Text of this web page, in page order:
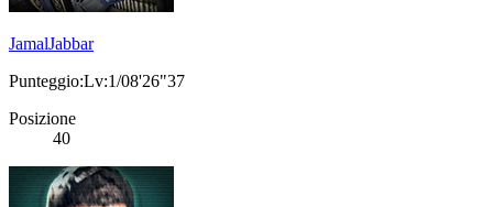
JamalJabbar
Punteggio:Lv:1/08'26"37
Posizione
40